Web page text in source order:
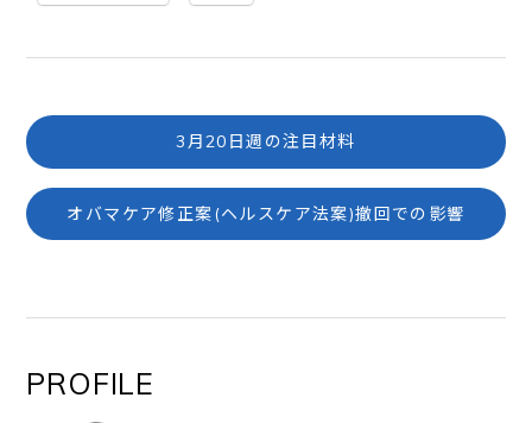
3月20日週の注目材料
オバマケア修正案(ヘルスケア法案)撤回での影響
PROFILE